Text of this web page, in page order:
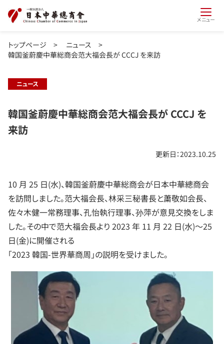
メニュー
トップページ > ニュース >
韓国釜蔚慶中華総商会范大福会長が CCCJ を来訪
ニュース
韓国釜蔚慶中華総商会范大福会長が CCCJ を
来訪
更新日：2023.10.25
10 月 25 日(水)、韓国釜蔚慶中華総商会が日本中華總商会
を訪問しました。范大福会長、林采三秘書長と䔥敬如会長、
佐々木健一常務理事、孔怡執行理事、孙萍が意見交換をしま
した。その中で范大福会長より 2023 年 11 月 22 日(水)～25
日(金)に開催される
「2023 韓国-世界華商周」の説明を受けました。